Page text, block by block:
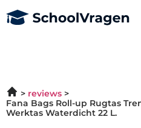
reviews
Fana Bags Roll-up Rugtas
Werktas Waterdicht 22 L.